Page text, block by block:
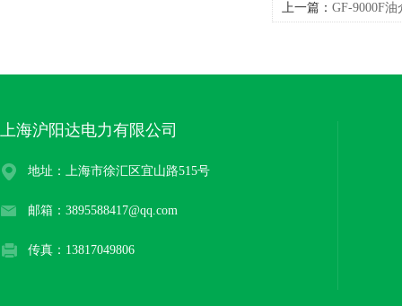
上一篇： GF-9000F
上海沪阳达电力有限公司
地址：上海市徐汇区宜山路515号
邮箱：3895588417@qq.com
传真：13817049806